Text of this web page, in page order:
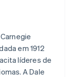
em 1912
líderes de
A Dale